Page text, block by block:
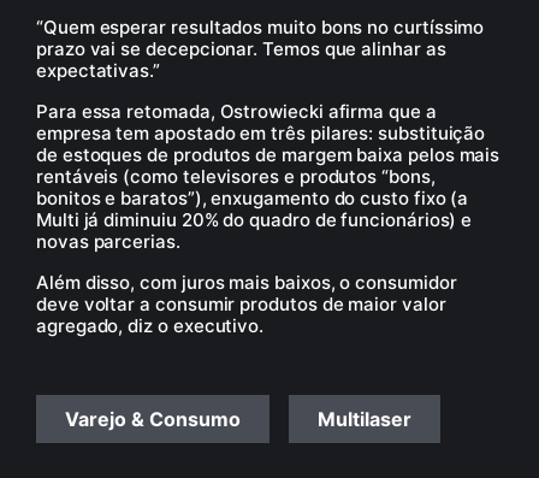
“Quem esperar resultados muito bons no curtíssimo
prazo vai se decepcionar. Temos que alinhar as
expectativas.”
Para essa retomada, Ostrowiecki afirma que a
empresa tem apostado em três pilares: substituição
de estoques de produtos de margem baixa pelos mais
rentáveis (como televisores e produtos “bons,
bonitos e baratos”), enxugamento do custo fixo (a
Multi já diminuiu 20% do quadro de funcionários) e
novas parcerias.
Além disso, com juros mais baixos, o consumidor
deve voltar a consumir produtos de maior valor
agregado, diz o executivo.
Varejo & Consumo Multilaser